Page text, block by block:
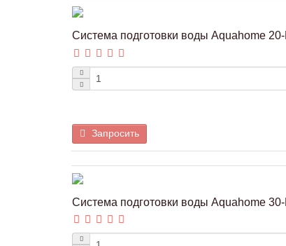
Система подготовки воды Aquahome
Запросить
Система подготовки воды Aquahome